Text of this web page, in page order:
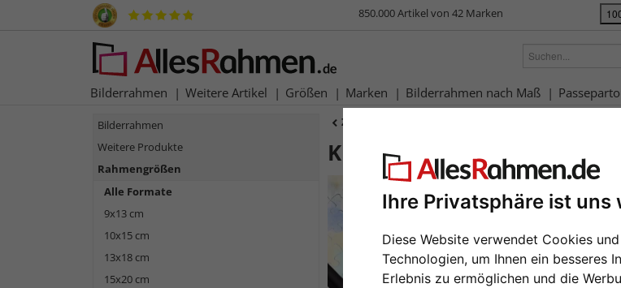
Ihre Privatsphäre ist uns
Diese Website verwendet Cookies
Technologien, um Ihnen ein besseres
Erlebnis zu ermöglichen und die
850.000 Artikel von 42 Marken
Bilderrahmen Weitere Artikel Größen Marken Bilderrahmen nach Maß
Zurück
Kunststoff-Puzzlerahmen
Bilderrahmen
Weitere Produkte
Rahmengrößen
Alle Formate
9x13 cm
10x15 cm
13x18 cm
15x20 cm